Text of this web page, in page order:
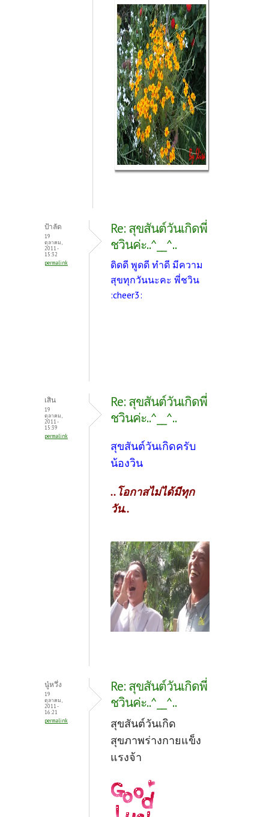
ป้าลัด
19
ตุลาคม,
2011 -
15:32
permalink
Re: สุขสันต์วันเกิดพี่
ชวินค่ะ..^__^..
ดิดดี พูดดี ทำดี มีความ
สุขทุกวันนะคะ พี่ชวิน
:cheer3:
เสิน
19
ตุลาคม,
2011 -
15:39
permalink
Re: สุขสันต์วันเกิดพี่
ชวินค่ะ..^__^..
สุขสันต์วันเกิดครับ
น้องวิน
..โอกาสไม่ได้มีทุก
วัน..
นู๋หวึ่ง
19
ตุลาคม,
2011 -
16:21
permalink
Re: สุขสันต์วันเกิดพี่
ชวินค่ะ..^__^..
สุขสันต์วันเกิด
สุขภาพร่างกายแข็ง
แรงจ้า